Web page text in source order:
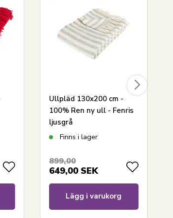
Ullpläd 130x200 cm -
100% Ren ny ull - Fenris
ljusgrå
Finns i lager
899,00
649,00 SEK
Lägg i varukorg